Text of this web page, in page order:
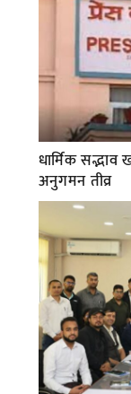
धार्मिक सद्भाव
अनुगमन तीव्र